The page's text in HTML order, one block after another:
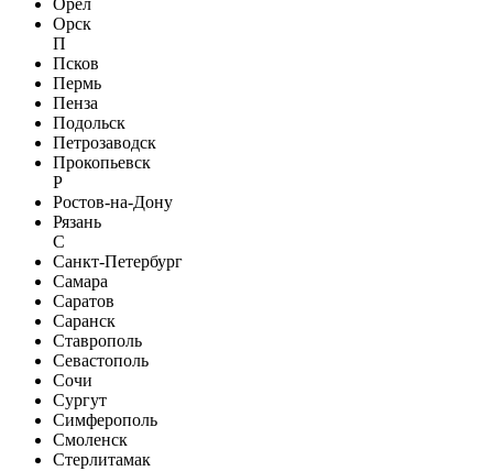
Орск
П
Псков
Пермь
Пенза
Подольск
Петрозаводск
Прокопьевск
Р
Ростов-на-Дону
Рязань
С
Санкт-Петербург
Самара
Саратов
Саранск
Ставрополь
Севастополь
Сочи
Сургут
Симферополь
Смоленск
Стерлитамак